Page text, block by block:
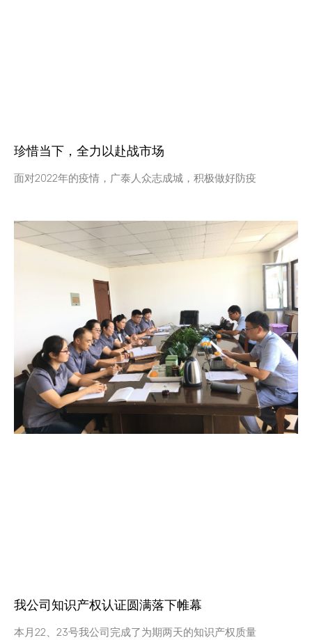
珍惜当下，全力以赴战市场
面对2022年的疫情，广泰人众志成城，积极做好防疫
我公司知识产权认证圆满落下帷幕
本月22、23号我公司完成了为期两天的知识产权质量